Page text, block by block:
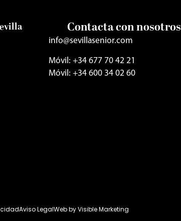
Contacta con nosotros
info@sevillasenior.com
Móvil: +34 677 70 42 21
Móvil: +34 600 34 02 60
Aviso LegalWeb byVisible Marketing